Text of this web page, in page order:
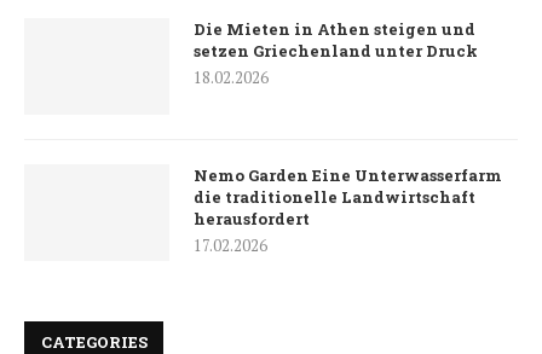
Die Mieten in Athen steigen und
setzen Griechenland unter Druck
18.02.2026
Nemo Garden Eine Unterwasserfarm
die traditionelle Landwirtschaft
herausfordert
17.02.2026
CATEGORIES